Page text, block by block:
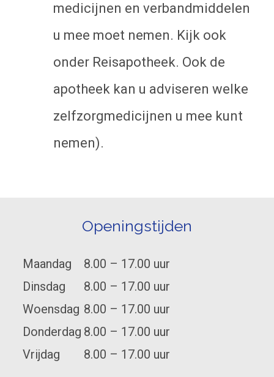
medicijnen en verbandmiddelen
u mee moet nemen. Kijk ook
onder Reisapotheek. Ook de
apotheek kan u adviseren welke
zelfzorgmedicijnen u mee kunt
nemen).
Openingstijden
Maandag
8.00 – 17.00 uur
Dinsdag
8.00 – 17.00 uur
Woensdag 8.00 – 17.00 uur
Donderdag 8.00 – 17.00 uur
Vrijdag
8.00 – 17.00 uur